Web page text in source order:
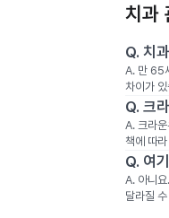
치과
Q. 치
A. 만 65
차이가
Q. 크
A. 크라
책에 따
Q. 여
A. 아니
달라질